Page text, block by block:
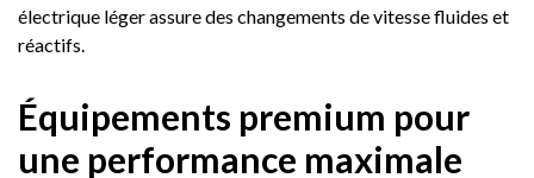
électrique léger assure des changements de vitesse fluides et
réactifs.
Équipements premium pour
une performance maximale